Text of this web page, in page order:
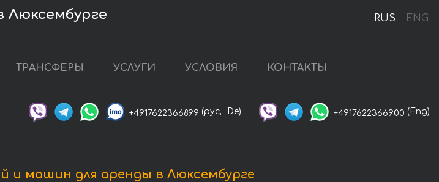
RUS ENG
Люксембурге
ТРАНСФЕРЫ УСЛУГИ УСЛОВИЯ КОНТАКТЫ
+4917622366899 (рус, De) +4917622366900 (Eng)
и машин для аренды в Люксембурге